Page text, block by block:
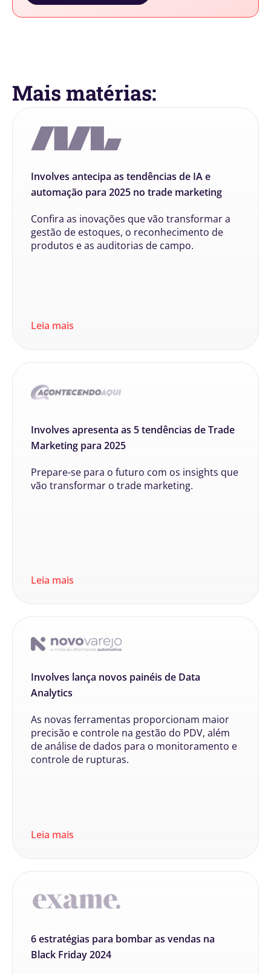
Mais matérias:
Involves antecipa as tendências de IA e
automação para 2025 no trade marketing
Confira as inovações que vão transformar a
gestão de estoques, o reconhecimento de
produtos e as auditorias de campo.
Leia mais
Involves apresenta as 5 tendências de Trade
Marketing para 2025
Prepare-se para o futuro com os insights que
vão transformar o trade marketing.
Leia mais
Involves lança novos painéis de Data
Analytics
As novas ferramentas proporcionam maior
precisão e controle na gestão do PDV, além
de análise de dados para o monitoramento e
controle de rupturas.
Leia mais
6 estratégias para bombar as vendas na
Black Friday 2024